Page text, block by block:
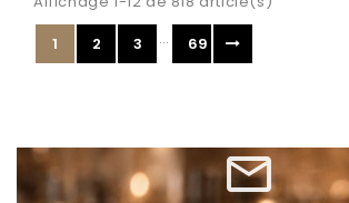
1
2 3 … 69
mail_outline